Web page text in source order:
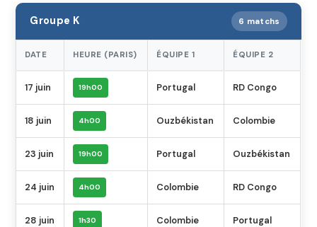
Groupe K 6 matchs
DATE HEURE (PARIS) ÉQUIPE 1 ÉQUIPE 2
17 juin 19h00 Portugal RD Congo
18 juin 4h00 Ouzbékistan Colombie
23 juin 19h00 Portugal Ouzbékistan
24 juin 4h00 Colombie RD Congo
28 juin 1h30 Colombie Portugal